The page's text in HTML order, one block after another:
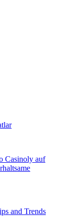
Casinoly auf
and Trends